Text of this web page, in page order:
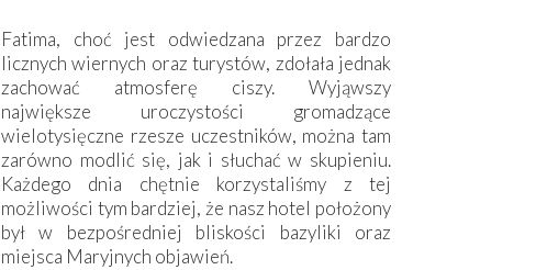
Fatima, choć jest odwiedzana przez bardzo
licznych wiernych oraz turystów, zdołała jednak
zachować atmosferę ciszy. Wyjąwszy
największe uroczystości gromadzące
wielotysięczne rzesze uczestników, można tam
zarówno modlić się, jak i słuchać w skupieniu.
Każdego dnia chętnie korzystaliśmy z tej
możliwości tym bardziej, że nasz hotel położony
był w bezpośredniej bliskości bazyliki oraz
miejsca Maryjnych objawień.